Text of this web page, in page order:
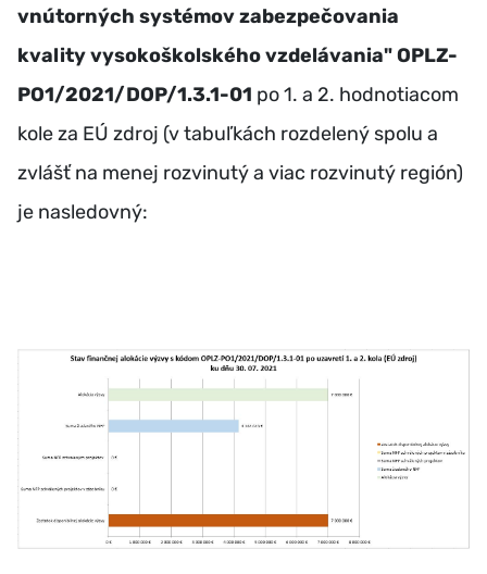
vnútorných systémov zabezpečovania
kvality vysokoškolského vzdelávania" OPLZ-
PO1/2021/DOP/1.3.1-01 po 1. a 2. hodnotiacom
kole za EÚ zdroj (v tabuľkách rozdelený spolu a
zvlášť na menej rozvinutý a viac rozvinutý región)
je nasledovný: